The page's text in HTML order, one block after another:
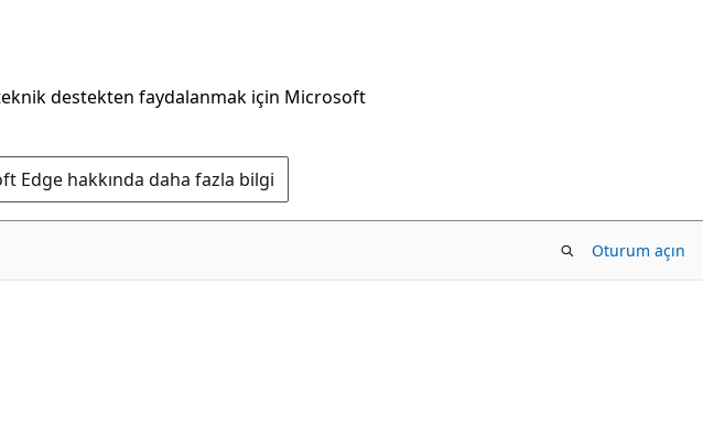
destekten faydalanmak için Microsoft
Edge hakkında daha fazla bilgi
Oturum açın